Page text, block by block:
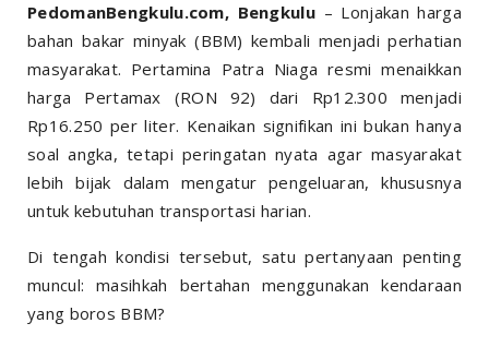
PedomanBengkulu.com, Bengkulu – Lonjakan harga
bahan bakar minyak (BBM) kembali menjadi perhatian
masyarakat. Pertamina Patra Niaga resmi menaikkan
harga Pertamax (RON 92) dari Rp12.300 menjadi
Rp16.250 per liter. Kenaikan signifikan ini bukan hanya
soal angka, tetapi peringatan nyata agar masyarakat
lebih bijak dalam mengatur pengeluaran, khususnya
untuk kebutuhan transportasi harian.
Di tengah kondisi tersebut, satu pertanyaan penting
muncul: masihkah bertahan menggunakan kendaraan
yang boros BBM?